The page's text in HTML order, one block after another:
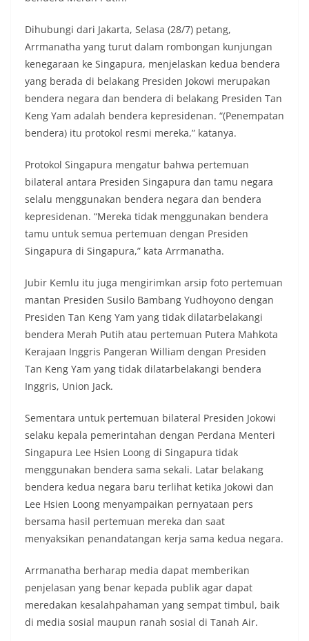
Dihubungi dari Jakarta, Selasa (28/7) petang,
Arrmanatha yang turut dalam rombongan kunjungan
kenegaraan ke Singapura, menjelaskan kedua bendera
yang berada di belakang Presiden Jokowi merupakan
bendera negara dan bendera di belakang Presiden Tan
Keng Yam adalah bendera kepresidenan. “(Penempatan
bendera) itu protokol resmi mereka,” katanya.
Protokol Singapura mengatur bahwa pertemuan
bilateral antara Presiden Singapura dan tamu negara
selalu menggunakan bendera negara dan bendera
kepresidenan. “Mereka tidak menggunakan bendera
tamu untuk semua pertemuan dengan Presiden
Singapura di Singapura,” kata Arrmanatha.
Jubir Kemlu itu juga mengirimkan arsip foto pertemuan
mantan Presiden Susilo Bambang Yudhoyono dengan
Presiden Tan Keng Yam yang tidak dilatarbelakangi
bendera Merah Putih atau pertemuan Putera Mahkota
Kerajaan Inggris Pangeran William dengan Presiden
Tan Keng Yam yang tidak dilatarbelakangi bendera
Inggris, Union Jack.
Sementara untuk pertemuan bilateral Presiden Jokowi
selaku kepala pemerintahan dengan Perdana Menteri
Singapura Lee Hsien Loong di Singapura tidak
menggunakan bendera sama sekali. Latar belakang
bendera kedua negara baru terlihat ketika Jokowi dan
Lee Hsien Loong menyampaikan pernyataan pers
bersama hasil pertemuan mereka dan saat
menyaksikan penandatangan kerja sama kedua negara.
Arrmanatha berharap media dapat memberikan
penjelasan yang benar kepada publik agar dapat
meredakan kesalahpahaman yang sempat timbul, baik
di media sosial maupun ranah sosial di Tanah Air.